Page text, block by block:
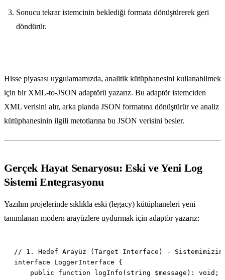
Sonucu tekrar istemcinin beklediği formata dönüştürerek geri
döndürür.
Hisse piyasası uygulamamızda, analitik kütüphanesini kullanabilmek
için bir XML-to-JSON adaptörü yazarız. Bu adaptör istemciden
XML verisini alır, arka planda JSON formatına dönüştürür ve analiz
kütüphanesinin ilgili metotlarına bu JSON verisini besler.
Gerçek Hayat Senaryosu: Eski ve Yeni Log
Sistemi Entegrasyonu
Yazılım projelerinde sıklıkla eski (legacy) kütüphaneleri yeni
tanımlanan modern arayüzlere uydurmak için adaptör yazarız: